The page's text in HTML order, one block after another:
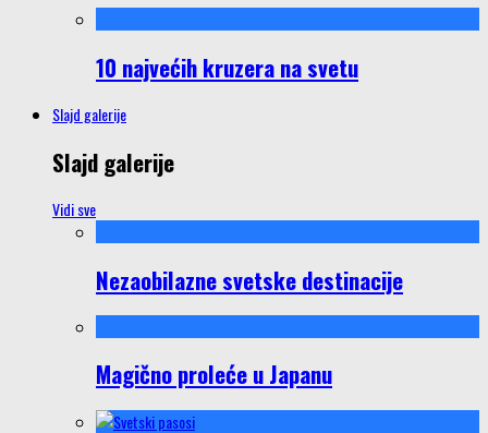
10 najvećih kruzera na svetu
Slajd galerije
Slajd galerije
Vidi sve
Nezaobilazne svetske destinacije
Magično proleće u Japanu